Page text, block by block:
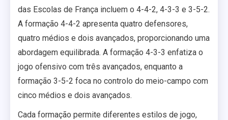
das Escolas de França incluem o 4-4-2, 4-3-3 e 3-5-2.
A formação 4-4-2 apresenta quatro defensores,
quatro médios e dois avançados, proporcionando uma
abordagem equilibrada. A formação 4-3-3 enfatiza o
jogo ofensivo com três avançados, enquanto a
formação 3-5-2 foca no controlo do meio-campo com
cinco médios e dois avançados.
Cada formação permite diferentes estilos de jogo,